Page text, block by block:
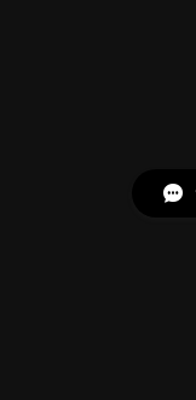
で、そう
です。